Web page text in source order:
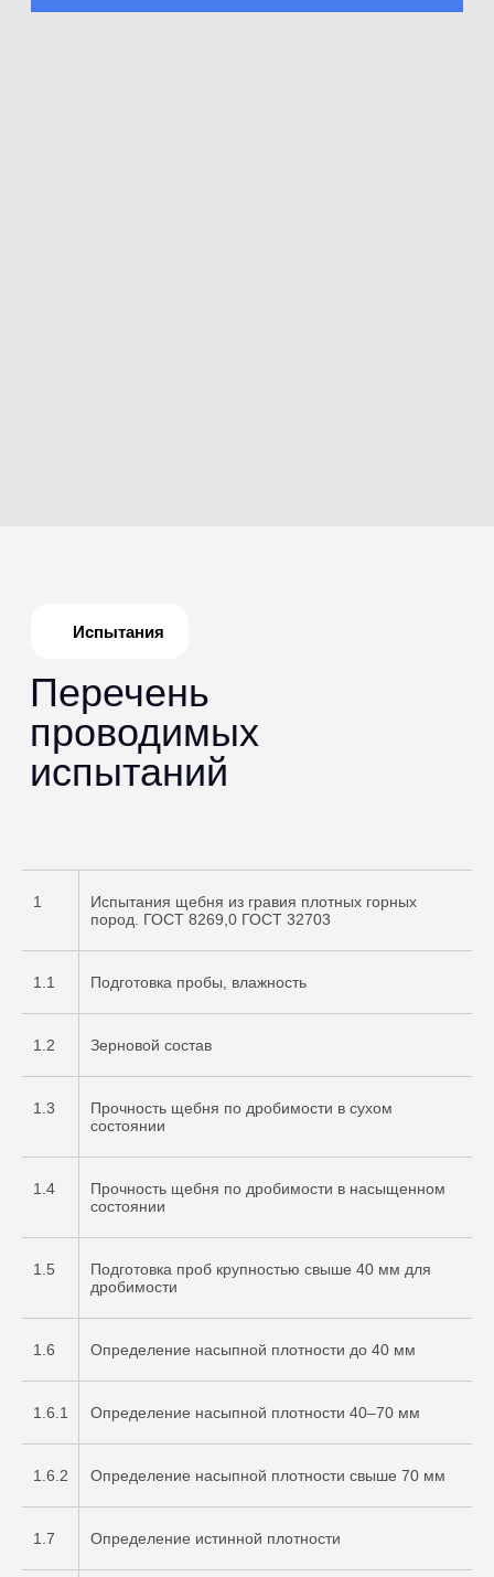
1
Испытания щебня из гравия плотных горных
пород. ГОСТ 8269,0 ГОСТ 32703
1.1 Подготовка пробы, влажность
1.2 Зерновой состав
1.3
Прочность щебня по дробимости в сухом
состоянии
1.4
Прочность щебня по дробимости в насыщенном
состоянии
1.5
Подготовка проб крупностью свыше 40 мм для
дробимости
1.6 Определение насыпной плотности до 40 мм
1.6.1 Определение насыпной плотности 40–70 мм
1.6.2 Определение насыпной плотности свыше 70 мм
1.7 Определение истинной плотности